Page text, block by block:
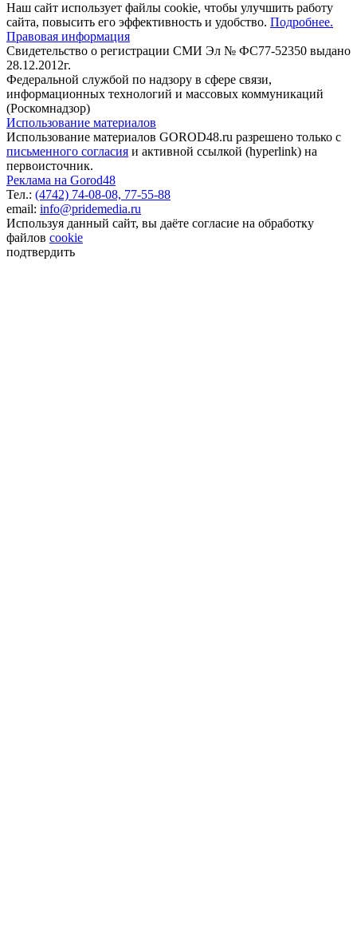
Наш сайт использует файлы cookie, чтобы улучшить работу
сайта, повысить его эффективность и удобство. Подробнее.
Правовая информация
Свидетельство о регистрации СМИ Эл № ФС77-52350 выдано
28.12.2012г.
Федеральной службой по надзору в сфере связи,
информационных технологий и массовых коммуникаций
(Роскомнадзор)
Использование материалов
Использование материалов GOROD48.ru разрешено только с
письменного согласия и активной ссылкой (hyperlink) на
первоисточник.
Реклама на Gorod48
Тел.: (4742) 74-08-08, 77-55-88
email: info@pridemedia.ru
Используя данный сайт, вы даёте согласие на обработку
файлов cookie
подтвердить